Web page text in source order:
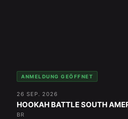
ANMELDUNG GEÖFFNET
26 SEP. 2026
HOOKAH BATTLE SOUTH
BR